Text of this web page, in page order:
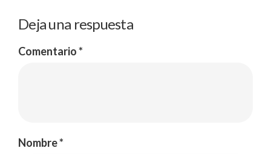
Deja una respuesta
Comentario*
Nombre*